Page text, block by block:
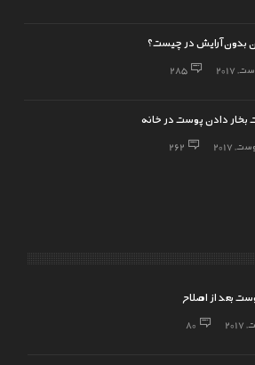
بدون آرایش در چیست؟
285
دادن پوست در خانه
262
بعد از اصلاح
80